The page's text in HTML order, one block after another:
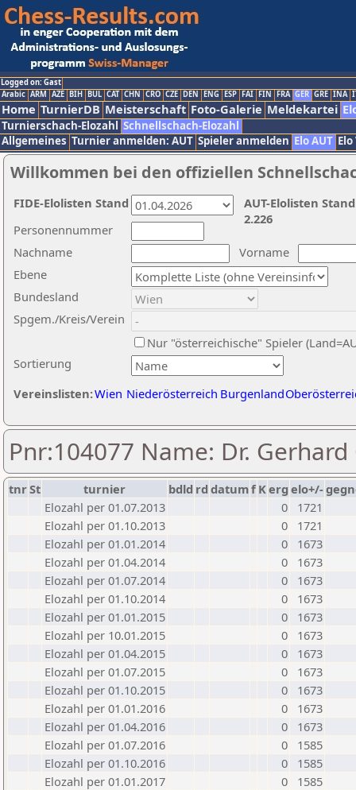
Logged on: Gast
Arabic ARM AZE BIH BUL CAT CHN CRO CZE DEN ENG ESP FAI FIN FRA GER GRE INA
Home TurnierDB Meisterschaft Foto-Galerie Meldekartei
Turnierschach-Elozahl Schnellschach-Elozahl
Allgemeines Turnier anmelden: AUT Spieler anmelden Elo AUT
Willkommen bei den offiziellen
Nachname
Vorname
Ebene
Sortierung
Personennummer
Bundesland
Spgem./Kreis/Verein
Nur "österreichische" Spieler
Vereinslisten:Wien Niederösterreich Burgenland
AUT-Elolisten
2.226
FIDE-Elolisten Stand
Pnr:104077 Name: Dr.
tnrSt turnier bdld rd datumf Kerg elo+/-
Elozahl per 01.07.2013
0
1721
Elozahl per 01.10.2013
0
1721
Elozahl per 01.01.2014
0
1673
Elozahl per 01.04.2014
0
1673
Elozahl per 01.07.2014
0
1673
Elozahl per 01.10.2014
0
1673
Elozahl per 01.01.2015
0
1673
Elozahl per 10.01.2015
0
1673
Elozahl per 01.04.2015
0
1673
Elozahl per 01.07.2015
0
1673
Elozahl per 01.10.2015
0
1673
Elozahl per 01.01.2016
0
1673
Elozahl per 01.04.2016
0
1673
Elozahl per 01.07.2016
0
1585
Elozahl per 01.10.2016
0
1585
Elozahl per 01.01.2017
0
1585